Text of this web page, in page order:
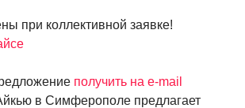
при коллективной заявке!
получить на e-mail
в Симферополе предлагает